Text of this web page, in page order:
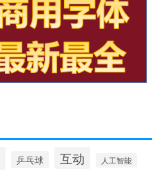
乒乓球 互动 人工智能